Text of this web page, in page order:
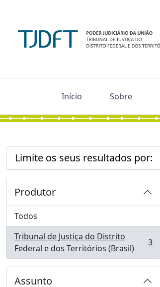
Início Sobre
Limite os seus resultados por:
Produtor
Todos
Tribunal de Justiça do Distrito
Federal e dos Territórios (Brasil)
, 3 resultados 3
Assunto